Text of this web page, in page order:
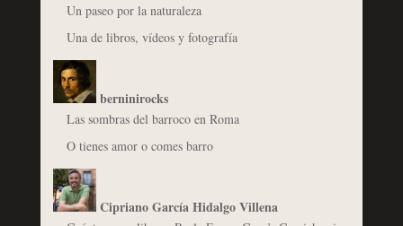
Un paseo por la naturaleza
Una de libros, vídeos y fotografía
berninirocks
Las sombras del barroco en Roma
O tienes amor o comes barro
Cipriano García Hidalgo Villena